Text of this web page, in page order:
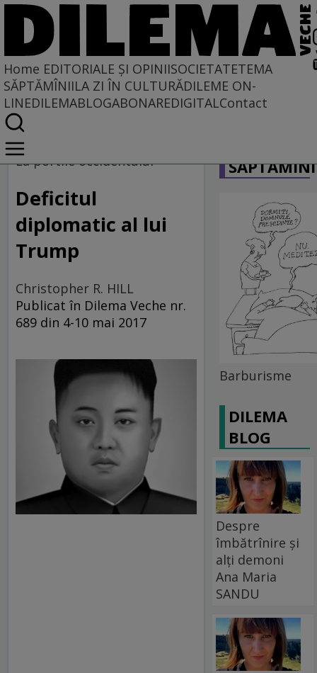
Home EDITORIALE ȘI OPINIISOCIETATETEMA
SĂPTĂMÎNIILA ZI ÎN CULTURĂDILEME ON-
LINEDILEMABLOGABONAREDIGITALContact
Home
EDITORIALE ȘI OPINII
PE CE LUME TRĂIM
La portile occidentului
Deficitul
diplomatic al lui
Trump
Christopher R. HILL
Publicat în Dilema Veche nr.
689 din 4-10 mai 2017
Barburisme
DILEMA
BLOG
Despre
îmbătrînire și
alți demoni
Ana Maria
SANDU